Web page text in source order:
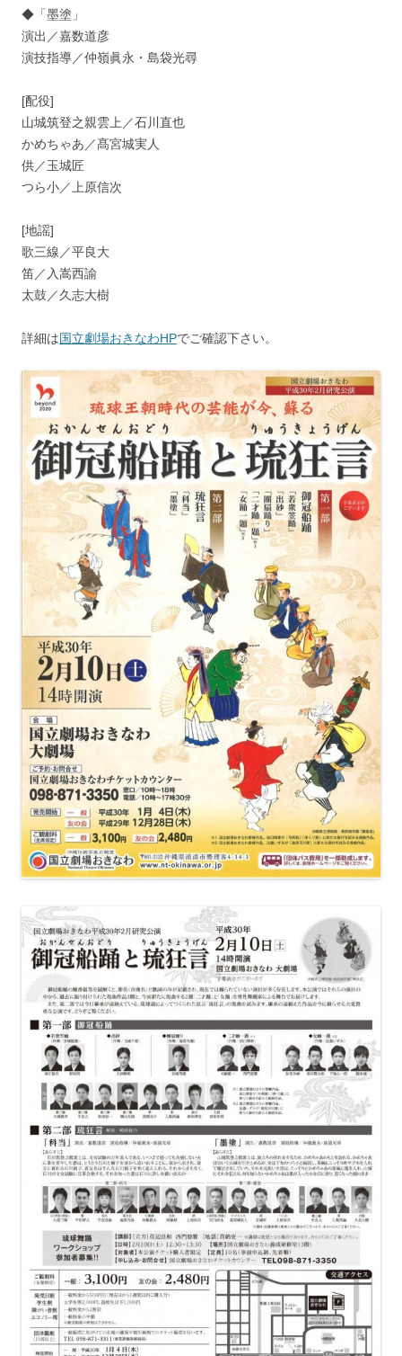
◆「墨塗」
演出／嘉数道彦
演技指導／仲嶺眞永・島袋光尋
[配役]
山城筑登之親雲上／石川直也
かめちゃあ／髙宮城実人
供／玉城匠
つら小／上原信次
[地謡]
歌三線／平良大
笛／入嵩西諭
太鼓／久志大樹
詳細は国立劇場おきなわHPでご確認下さい。